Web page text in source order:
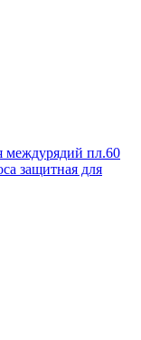
междурядий пл.60
защитная для